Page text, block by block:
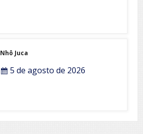
Nhô Juca
5 de agosto de 2026